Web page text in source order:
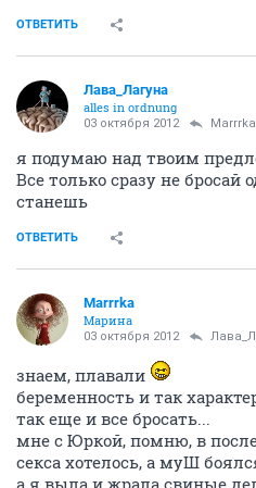
до рождения дочери я
тогда был Роял). После ее
запах водочный
рождения сына я вообще
алкоголь
. Могу пива
шампанского изжога, от
напитки вообще молчу.
Вот оно чо! Я и думаю- чего
крылья прорезаются...
ОТВЕТИТЬ
З
Заруна
veteran
03 октября 2012
насчет крыльев...они,
у людей я имею в виду,
сложены и не